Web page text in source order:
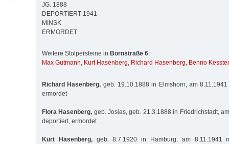
JG. 1888
DEPORTIERT 1941
MINSK
ERMORDET
Weitere Stolpersteine in Bornstraße 6:
Max Gutmann, Kurt Hasenberg, Richard Hasenberg, Benno
Richard Hasenberg, geb. 19.10.1888 in Elmshorn, am
ermordet
Flora Hasenberg, geb. Josias, geb. 21.3.1888 in Friedrichstadt,
deportiert, ermordet
Kurt Hasenberg,geb. 8.7.1920 in Hamburg, am 8.11.1941